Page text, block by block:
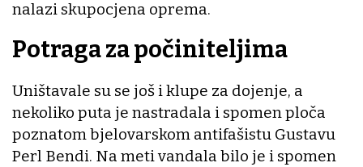
nalazi skupocjena oprema.
Potraga za počiniteljima
Uništavale su se još i klupe za dojenje, a
nekoliko puta je nastradala i spomen ploča
poznatom bjelovarskom antifašistu Gustavu
Perl Bendi. Na meti vandala bilo je i spomen